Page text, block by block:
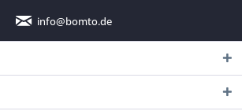
info@bomto.de